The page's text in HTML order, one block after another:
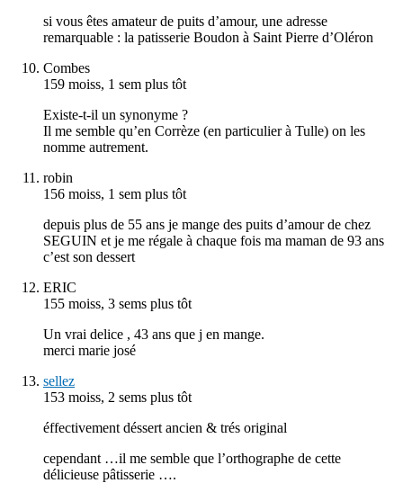
si vous êtes amateur de puits d’amour, une adresse
remarquable : la patisserie Boudon à Saint Pierre d’Oléron
Combes
159 moiss, 1 sem plus tôt
Existe-t-il un synonyme ?
Il me semble qu’en Corrèze (en particulier à Tulle) on les
nomme autrement.
robin
156 moiss, 1 sem plus tôt
depuis plus de 55 ans je mange des puits d’amour de chez
SEGUIN et je me régale à chaque fois ma maman de 93 ans
c’est son dessert
ERIC
155 moiss, 3 sems plus tôt
Un vrai delice , 43 ans que j en mange.
merci marie josé
sellez
153 moiss, 2 sems plus tôt
éffectivement déssert ancien & trés original
cependant …il me semble que l’orthographe de cette
délicieuse pâtisserie ….